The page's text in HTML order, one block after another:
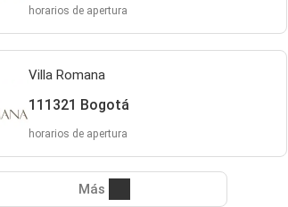
horarios de apertura
Villa Romana
111321 Bogotá
horarios de apertura
Más